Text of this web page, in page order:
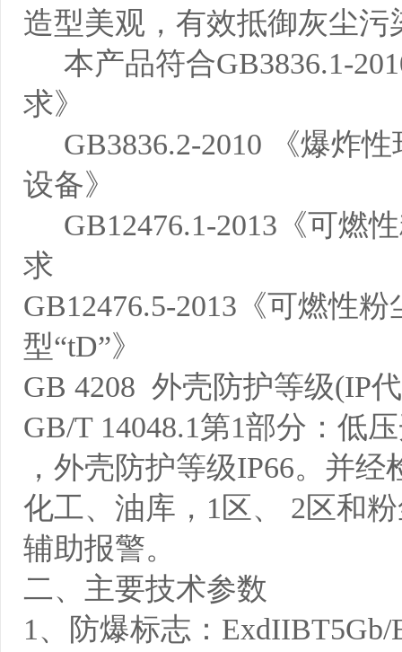
造型美观，有效抵御灰尘
本产品符合GB3836.1-
求》
GB3836.2-2010 《爆炸性
设备》
GB12476.1-2013《可燃
求
GB12476.5-2013《可燃性
型“tD”》
GB 4208 外壳防护等级
GB/T 14048.1第1部分：低
，外壳防护等级IP66。并
化工、油库，1区、 2区和
辅助报警。
二、主要技术参数
1、防爆标志：